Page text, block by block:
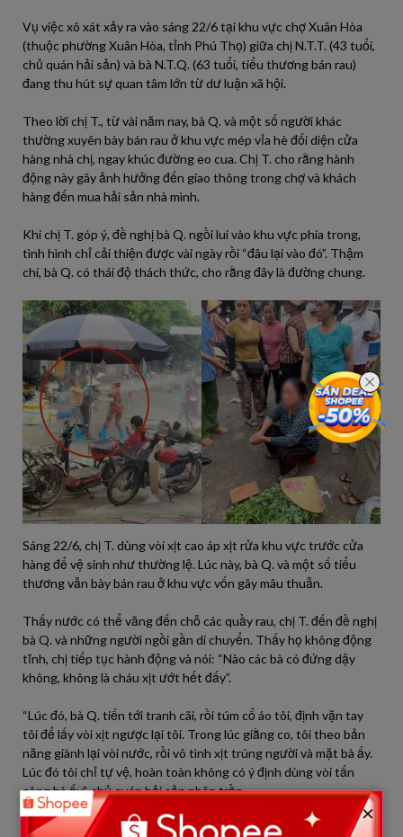
Vụ việc xô xát xảy ra vào sáng 22/6 tại khu vực chợ Xuân Hòa
(thuộc phường Xuân Hòa, tỉnh Phú Thọ) giữa chị N.T.T. (43 tuổi,
chủ quán hải sản) và bà N.T.Q. (63 tuổi, tiểu thương bán rau)
đang thu hút sự quan tâm lớn từ dư luận xã hội.
Theo lời chị T., từ vài năm nay, bà Q. và một số người khác
thường xuyên bày bán rau ở khu vực mép vỉa hè đối diện cửa
hàng nhà chị, ngay khúc đường eo cua. Chị T. cho rằng hành
động này gây ảnh hưởng đến giao thông trong chợ và khách
hàng đến mua hải sản nhà mình.
Khi chị T. góp ý, đề nghị bà Q. ngồi lui vào khu vực phía trong,
tình hình chỉ cải thiện được vài ngày rồi “đâu lại vào đó”. Thậm
chí, bà Q. có thái độ thách thức, cho rằng đây là đường chung.
Sáng 22/6, chị T. dùng vòi xịt cao áp xịt rửa khu vực trước cửa
hàng để vệ sinh như thường lệ. Lúc này, bà Q. và một số tiểu
thương vẫn bày bán rau ở khu vực vốn gây mâu thuẫn.
Thấy nước có thể văng đến chỗ các quầy rau, chị T. đến đề nghị
bà Q. và những người ngồi gần di chuyển. Thấy họ không động
tĩnh, chị tiếp tục hành động và nói: “Nào các bà có đứng dậy
không, không là cháu xịt ướt hết đấy”.
“Lúc đó, bà Q. tiến tới tranh cãi, rồi túm cổ áo tôi, định vặn tay
tôi để lấy vòi xịt ngược lại tôi. Trong lúc giằng co, tôi theo bản
năng giành lại vòi nước, rồi vô tình xịt trúng người và mặt bà ấy.
Lúc đó tôi chỉ tự vệ, hoàn toàn không có ý định dùng vòi tấn
công bà ấy”, chủ quán hải sản phân trần.
[MUA 1 TẶNG 1] Túi Nước Giặt Xả MaxKleen 3.8kg/ 3.6kg + Túi
×